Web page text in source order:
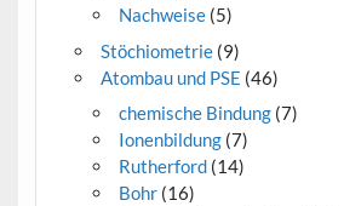
Nachweise (5)
Stöchiometrie(9)
Atombau und PSE (46)
chemische Bindung (7)
Ionenbildung (7)
Rutherford (14)
Bohr (16)